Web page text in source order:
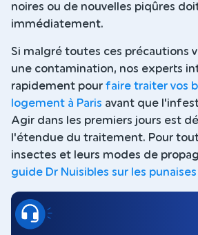
noires ou de nouvelles piqûres
immédiatement.
Si malgré toutes ces précautions
une contamination, nos experts
rapidement pour faire traiter vos
logement à Paris avant que
Agir dans les premiers jours est
l'étendue du traitement. Pour
insectes et leurs modes de
guide Dr Nuisibles sur les